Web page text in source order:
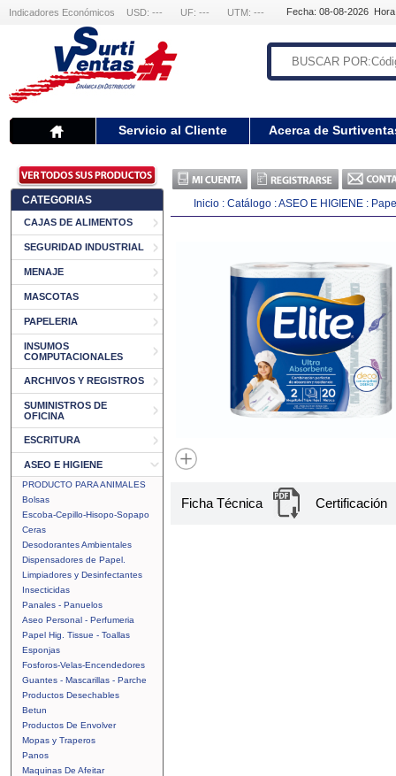
Indicadores Económicos USD: --- UF: --- UTM: --- Fecha: 08-08-2026
Servicio al Cliente Acerca de
CATEGORIAS
CAJAS DE ALIMENTOS
SEGURIDAD INDUSTRIAL
MENAJE
MASCOTAS
PAPELERIA
INSUMOS
COMPUTACIONALES
ARCHIVOS Y REGISTROS
SUMINISTROS DE
OFICINA
ESCRITURA
ASEO E HIGIENE
PRODUCTO PARA ANIMALES
Bolsas
Escoba-Cepillo-Hisopo-Sopapo
Ceras
Desodorantes Ambientales
Dispensadores de Papel.
Limpiadores y Desinfectantes
Insecticidas
Panales - Panuelos
Aseo Personal - Perfumeria
Papel Hig. Tissue - Toallas
Esponjas
Fosforos-Velas-Encendedores
Guantes - Mascarillas - Parche
Productos Desechables
Betun
Productos De Envolver
Mopas y Traperos
Panos
Maquinas De Afeitar
Inicio : Catálogo :ASEO E HIGIENE :
Ficha Técnica Certificación